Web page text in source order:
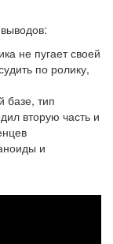
не пугает своей
по ролику,
базе, тип
вторую часть и
и